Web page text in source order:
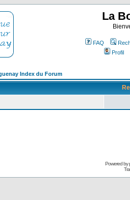
La
FAQ
Profil
Index du Forum
Powered by